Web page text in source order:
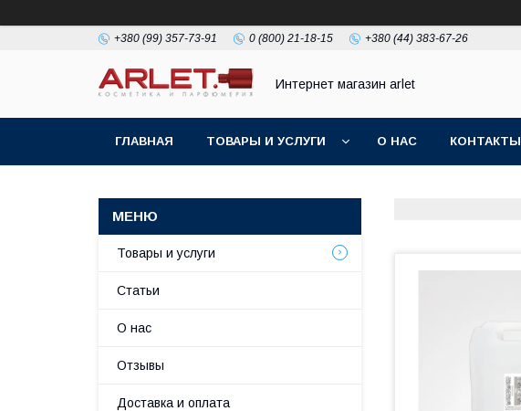
+380 (99) 357-73-91 0 (800) 21-18-15 +380 (44) 383-67-26
Интернет магазин arlet
ГЛАВНАЯ ТОВАРЫ И УСЛУГИ О НАС КОНТАКТЫ
Товары и услуги
Статьи
О нас
Отзывы
Доставка и оплата